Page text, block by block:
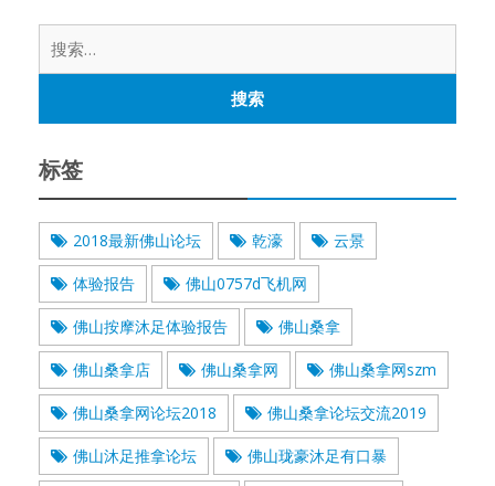
标签
2018最新佛山论坛 乾濠 云景
体验报告 佛山0757d飞机网
佛山按摩沐足体验报告 佛山桑拿
佛山桑拿店 佛山桑拿网 佛山桑拿网szm
佛山桑拿网论坛2018 佛山桑拿论坛交流2019
佛山沐足推拿论坛 佛山珑豪沐足有口暴